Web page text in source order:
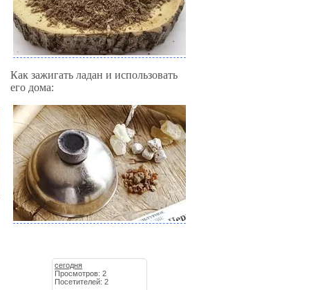
Как зажигать ладан и использовать
его дома:
сегодня
Просмотров: 2
Посетителей: 2